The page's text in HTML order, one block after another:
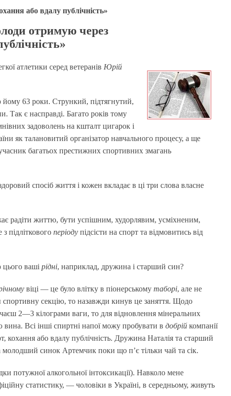
або вдалу публічність»
отримую через
атлетики серед ветеранів Юрій
63 роки. Стрункий, підтягнутий,
Так є насправді. Багато років тому
задоволень на кшталт цигарок і
як талановитий організатор навчального процесу, а ще
багатьох престижних спортивних змагань
спосіб життя і кожен вкладає в ці три слова власне
радіти життю, бути успішним, худорлявим, усміхненим,
підлітковогоперіоду підсісти на спорт та відмовитись від
цього вашірідні, наприклад, дружина і старший син?
віці — це було влітку в піонерськомутаборі, але не
спортивну секцію, то назавжди кинув це заняття. Щодо
2—3 кілограми ваги, то для відновлення мінеральних
Всі інші спиртні напої можу пробувати вдобрій компанії
або вдалу публічність. Дружина Наталія та старший
синок Артемчик поки що п’є тільки чай та сік.
потужної алкогольної інтоксикації). Навколо мене
статистику, — чоловіки в Україні, в середньому, живуть